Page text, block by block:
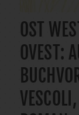
OST
OVEST: